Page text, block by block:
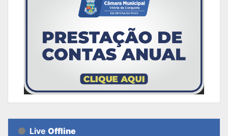
Live Offline